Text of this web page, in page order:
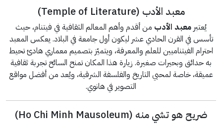
معبد الأدب (Temple of Literature)
يُعتبر معبد الأدب من أقدم وأهم المعالم الثقافية في فيتنام، حيث
تأسس في القرن الحادي عشر ليكون أول جامعة في البلاد. يعكس المعبد
احترام الفيتناميين للعلم والمعرفة، ويتميّز بتصميم معماري هادئ تحيط
به حدائق وبحيرات صغيرة. زيارة هذا المكان تمنح السائح تجربة ثقافية
عميقة، خاصة لمحبي التاريخ والفلسفة الشرقية، ويُعد من أفضل مواقع
التصوير في هانوي.
ضريح هو تشي منه (Ho Chi Minh Mausoleum)